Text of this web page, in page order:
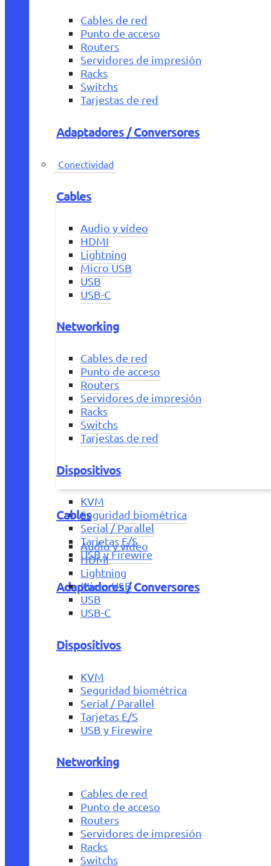
Cables de red
Punto de acceso
Routers
Servidores de impresión
Racks
Switchs
Tarjestas de red
Adaptadores / Conversores
Conectividad
Cables
Audio y vídeo
HDMI
Lightning
Micro USB
USB
USB-C
Networking
Cables de red
Punto de acceso
Routers
Servidores de impresión
Racks
Switchs
Tarjestas de red
Dispositivos
KVM
Seguridad biométrica
Serial / Parallel
Tarjetas E/S
USB y Firewire
Adaptadores / Conversores
Cables
Audio y vídeo
HDMI
Lightning
Micro USB
USB
USB-C
Dispositivos
KVM
Seguridad biométrica
Serial / Parallel
Tarjetas E/S
USB y Firewire
Networking
Cables de red
Punto de acceso
Routers
Servidores de impresión
Racks
Switchs